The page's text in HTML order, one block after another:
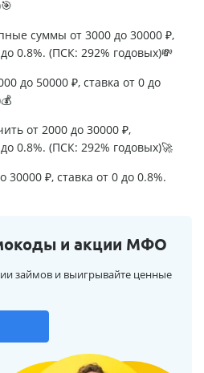
суммы от 3000 до 30000 ₽,
0.8%. (ПСК: 292% годовых)💸
до 50000 ₽, ставка от 0 до
от 2000 до 30000 ₽,
0.8%. (ПСК: 292% годовых)🚀
30000 ₽, ставка от 0 до 0.8%.
и акции МФО
займов и выигрывайте ценные